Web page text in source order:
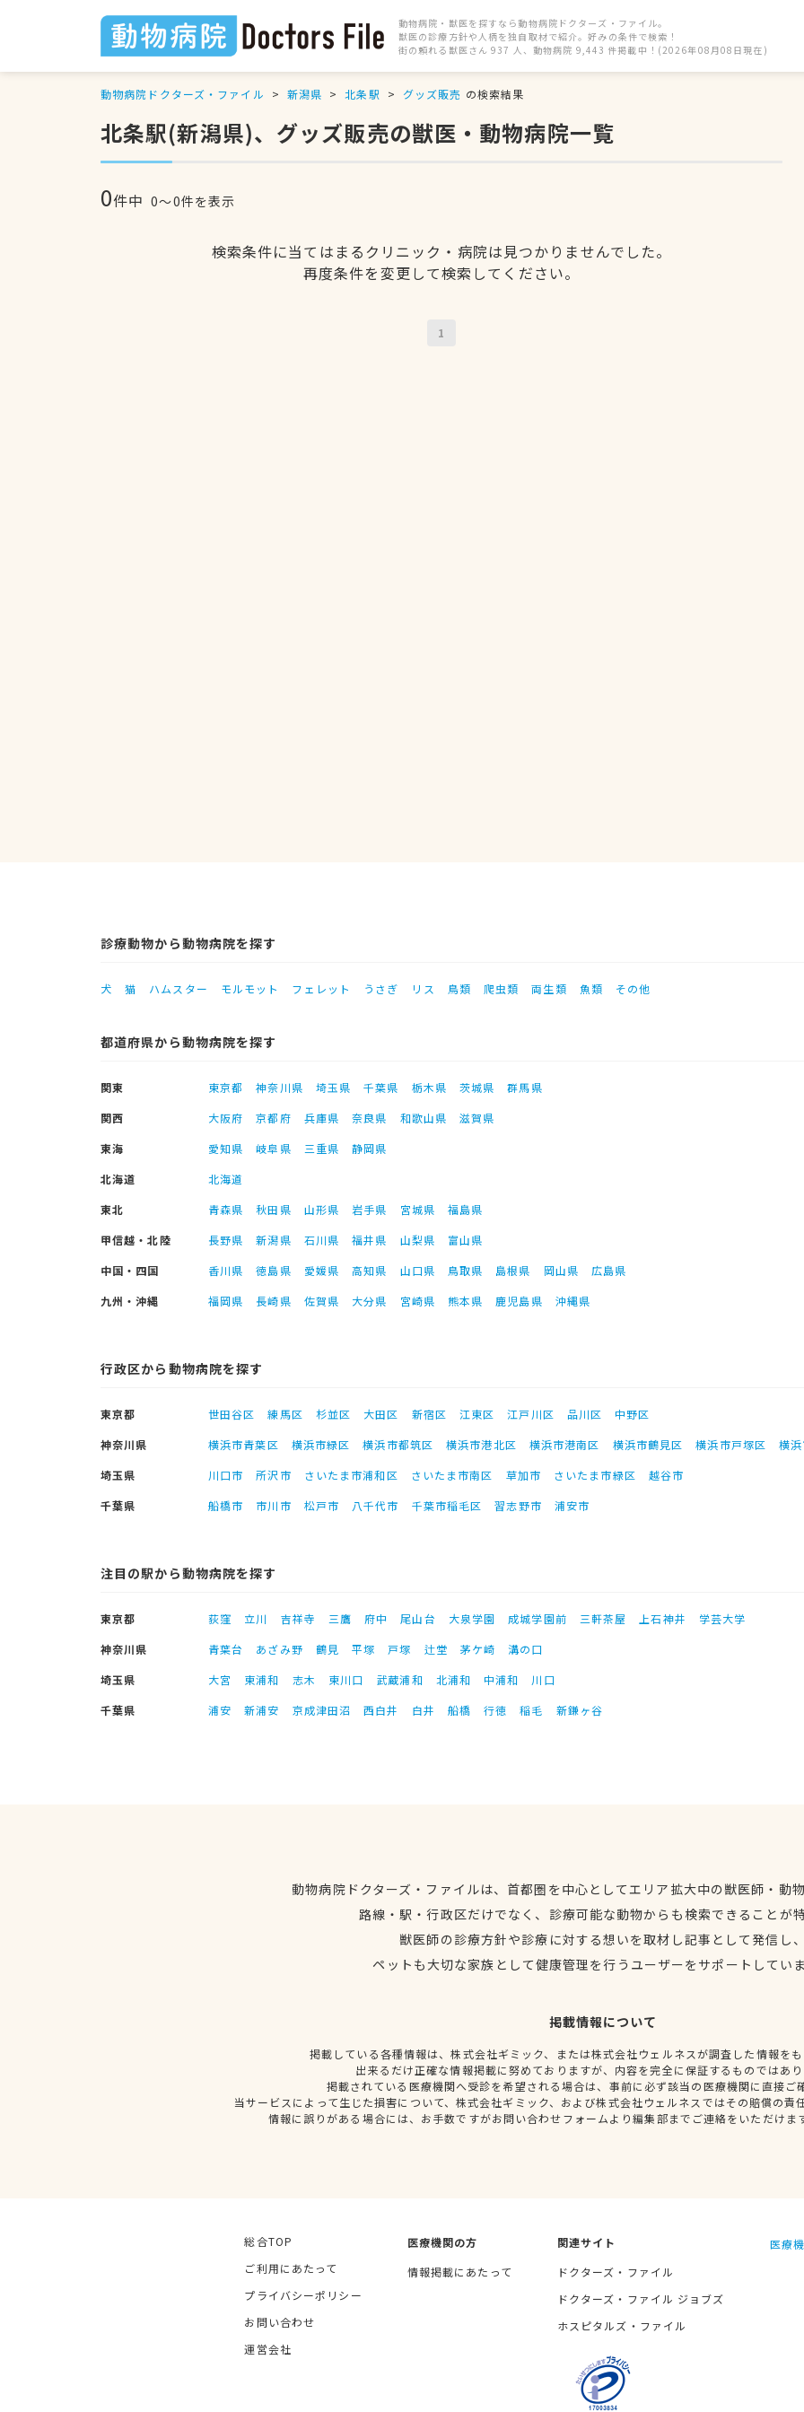
動物病院・獣医を探すなら動物病院ドクターズ・ファイル。
獣医の診療方針や人柄を独自取材で紹介。好みの条件で検索！
街の頼れる獣医さん 937 人、動物病院 9,443 件掲載中！(2026年08月08日現在)
動物病院ドクターズ・ファイル 新潟県 北条駅 グッズ販売 の検索結果
北条駅(新潟県)、グッズ販売の獣医・動物病院一覧
0件中 0〜0件を表示
検索条件に当てはまるクリニック・病院は見つかりませんでした。
再度条件を変更して検索してください。
1
診療動物から動物病院を探す
犬 猫 ハムスター モルモット フェレット うさぎ リス 鳥類 爬虫類 両生類 魚類 その他
都道府県から動物病院を探す
関東 東京都 神奈川県 埼玉県 千葉県 栃木県 茨城県
群馬県
関西
大阪府 京都府 兵庫県 奈良県 和歌山県
滋賀県
東海
愛知県 岐阜県 三重県
静岡県
北海道
北海道
東北
青森県 秋田県 山形県 岩手県 宮城県
福島県
甲信越・北陸
長野県 新潟県 石川県 福井県 山梨県
富山県
中国・四国
香川県 徳島県 愛媛県 高知県 山口県 鳥取県 島根県 岡山県
広島県
九州・沖縄
福岡県 長崎県 佐賀県 大分県 宮崎県 熊本県 鹿児島県 沖縄県
行政区から動物病院を探す
東京都 世田谷区 練馬区 杉並区 大田区 新宿区 江東区 江戸川区 品川区
中野区
神奈川県
横浜市青葉区 横浜市緑区 横浜市都筑区 横浜市港北区 横浜市港南区 横浜市鶴見区 横浜市戸塚区
横
埼玉県
川口市 所沢市 さいたま市浦和区 さいたま市南区 草加市 さいたま市緑区
越谷市
千葉県
船橋市 市川市 松戸市 八千代市 千葉市稲毛区 習志野市 浦安市
注目の駅から動物病院を探す
東京都 荻窪 立川 吉祥寺 三鷹 府中 尾山台 大泉学園 成城学園前 三軒茶屋 上石神井
学芸大学
神奈川県
青葉台 あざみ野 鶴見 平塚 戸塚 辻堂 茅ケ崎
溝の口
埼玉県
大宮 東浦和 志木 東川口 武蔵浦和 北浦和 中浦和
川口
千葉県
浦安 新浦安 京成津田沼 西白井 白井 船橋 行徳 稲毛 新鎌ヶ谷
動物病院ドクターズ・ファイルは、首都圏を中心としてエリア拡大中の獣医師・動
路線・駅・行政区だけでなく、診療可能な動物からも検索できることが
獣医師の診療方針や診療に対する想いを取材し記事として発信し
ペットも大切な家族として健康管理を行うユーザーをサポートしてい
掲載情報について
掲載している各種情報は、株式会社ギミック、または株式会社ウェルネスが調査した情報を
出来るだけ正確な情報掲載に努めておりますが、内容を完全に保証するものではあ
掲載されている医療機関へ受診を希望される場合は、事前に必ず該当の医療機関に直接ご
当サービスによって生じた損害について、株式会社ギミック、および株式会社ウェルネスではその賠償の責
情報に誤りがある場合には、お手数ですがお問い合わせフォームより編集部までご連絡をいただけま
総合TOP
ご利用にあたって
プライバシーポリシー
お問い合わせ
運営会社
医療機関の方
情報掲載にあたって
関連サイト
ドクターズ・ファイル
ドクターズ・ファイル ジョブズ
ホスピタルズ・ファイル
医療